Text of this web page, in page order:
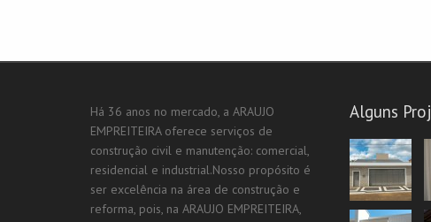
Há 36 anos no mercado, a ARAUJO
EMPREITEIRA oferece serviços de
construção civil e manutenção: comercial,
residencial e industrial.Nosso propósito é
ser excelência na área de construção e
reforma, pois, na ARAUJO EMPREITEIRA,
Alguns